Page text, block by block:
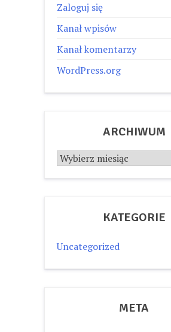
Zaloguj się
Kanał wpisów
Kanał komentarzy
WordPress.org
ARCHIWUM
Archiwum
KATEGORIE
Uncategorized
META